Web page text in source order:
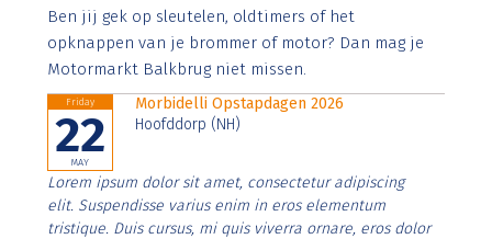
Aenean faucibus nibh et justo cursus id rutrum lorem
imperdiet. Nunc ut sem vitae risus tristique posuere.
Ben jij gek op sleutelen, oldtimers of het
opknappen van je brommer of motor? Dan mag je
Motormarkt Balkbrug niet missen.
Friday
22
MAY
Morbidelli Opstapdagen 2026
Hoofddorp (NH)
Lorem ipsum dolor sit amet, consectetur adipiscing
elit. Suspendisse varius enim in eros elementum
tristique. Duis cursus, mi quis viverra ornare, eros dolor